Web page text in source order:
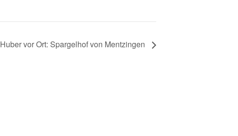
Huber vor Ort: Spargelhof von Mentzingen